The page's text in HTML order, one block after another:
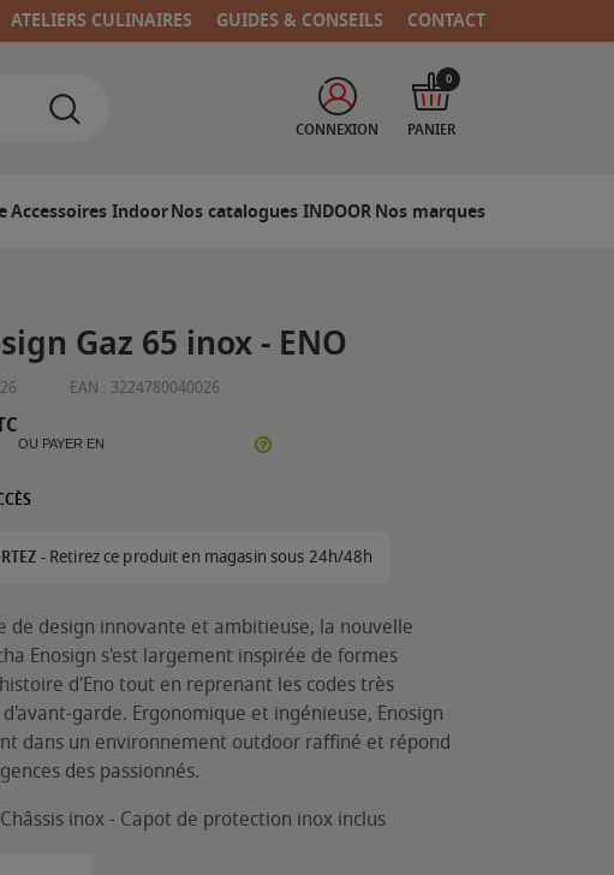
ATELIERS CULINAIRES GUIDES & CONSEILS CONTACT
CONNEXION PANIER
0
Accessoires IndoorNos catalogues INDOORNos marques
Gaz 65 inox - ENO
EAN : 3224780040026
OU PAYER EN
-Retirez ce produit en magasin sous 24h/48h
de design innovante et ambitieuse, la nouvelle
Enosign s'est largement inspirée de formes
d'Eno tout en reprenant les codes très
garde. Ergonomique et ingénieuse, Enosign
dans un environnement outdoor raffiné et répond
des passionnés.
inox - Capot de protection inox inclus